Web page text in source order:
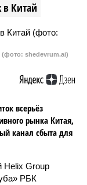
в Китай
(фото: shedevrum.ai)
всерьёз
рынка Китая,
канал сбыта для
Helix Group
РБК